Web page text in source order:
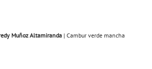
Muñoz Altamiranda | Cambur verde mancha